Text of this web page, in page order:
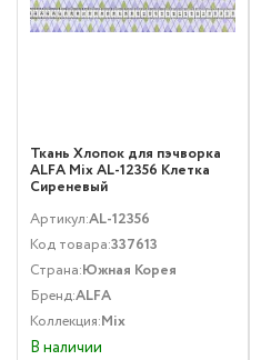
Ткань Хлопок для пэчворка
ALFA Mix AL-12356 Клетка
Сиреневый
Артикул:AL-12356
Код товара:337613
Страна:Южная Корея
Бренд:ALFA
Коллекция:Mix
В наличии